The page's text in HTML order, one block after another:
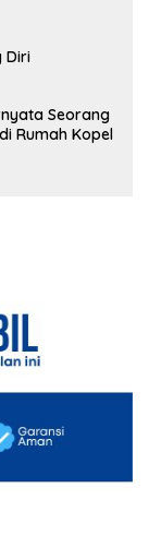
Diri
Seorang
Rumah Kopel